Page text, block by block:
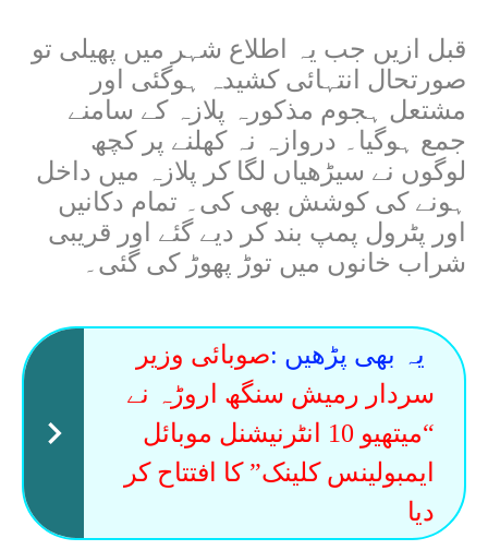
قبل ازیں جب یہ اطلاع شہر میں پھیلی تو
صورتحال انتہائی کشیدہ ہوگئی اور
مشتعل ہجوم مذکورہ پلازہ کے سامنے
جمع ہوگیا۔ دروازہ نہ کھلنے پر کچھ
لوگوں نے سیڑھیاں لگا کر پلازہ میں داخل
ہونے کی کوشش بھی کی۔ تمام دکانیں
اور پٹرول پمپ بند کر دیے گئے اور قریبی
شراب خانوں میں توڑ پھوڑ کی گئی۔
یہ بھی پڑھیں :صوبائی وزیر
سردار رمیش سنگھ اروڑہ نے
“میتھیو 10 انٹرنیشنل موبائل
ایمبولینس کلینک” کا افتتاح کر
دیا